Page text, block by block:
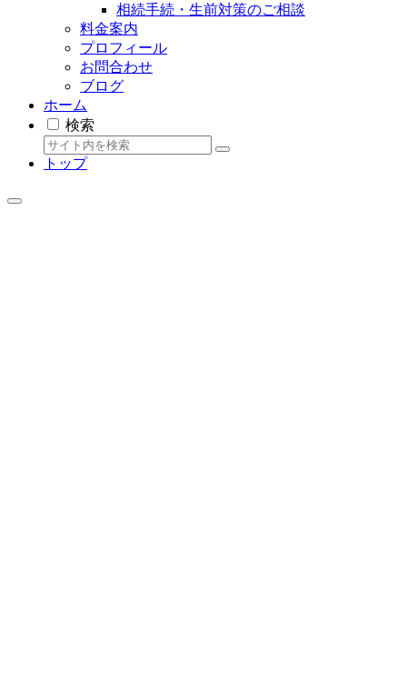
相続手続・生前対策のご相談
料金案内
プロフィール
お問合わせ
ブログ
ホーム
検索
トップ